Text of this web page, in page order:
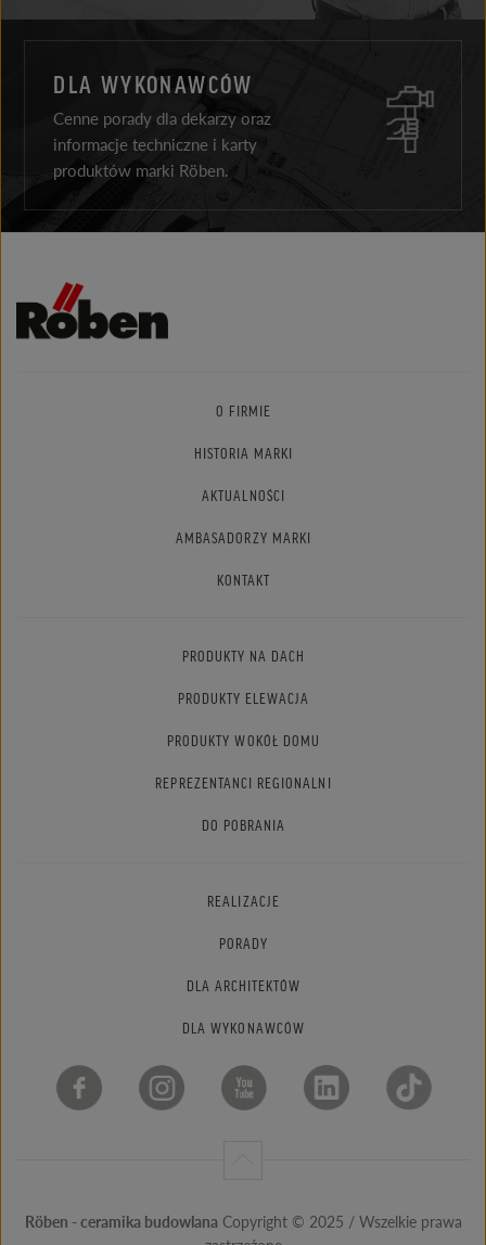
DLA WYKONAWCÓW
Cenne porady dla dekarzy oraz
informacje techniczne i karty
produktów marki Röben.
O FIRMIE
HISTORIA MARKI
AKTUALNOŚCI
AMBASADORZY MARKI
KONTAKT
PRODUKTY NA DACH
PRODUKTY ELEWACJA
PRODUKTY WOKÓŁ DOMU
REPREZENTANCI REGIONALNI
DO POBRANIA
REALIZACJE
PORADY
DLA ARCHITEKTÓW
DLA WYKONAWCÓW
Röben - ceramika budowlana Copyright © 2025 / Wszelkie prawa